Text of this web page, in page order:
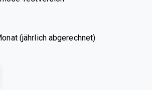
(jährlich abgerechnet)